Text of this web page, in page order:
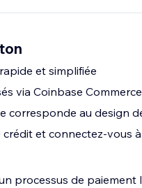
et simplifiée
via Coinbase Commerce
corresponde au design
et connectez-vous
processus de paiement